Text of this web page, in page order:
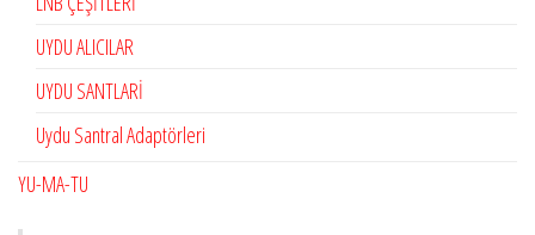
UYDU ALICILAR
UYDU SANTLARİ
Uydu Santral Adaptörleri
YU-MA-TU